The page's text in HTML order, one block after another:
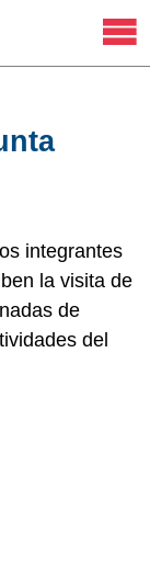
integrantes
la visita de
de
del